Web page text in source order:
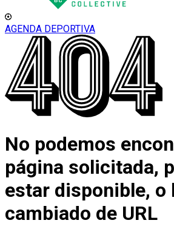
AGENDA DEPORTIVA
No podemos
página solicitada,
estar disponible, o
cambiado de URL